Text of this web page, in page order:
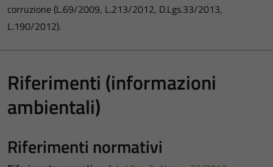
corruzione (L.69/2009, L.213/2012, D.Lgs.33/2013,
L.190/2012).
Riferimenti (informazioni
ambientali)
Riferimenti normativi